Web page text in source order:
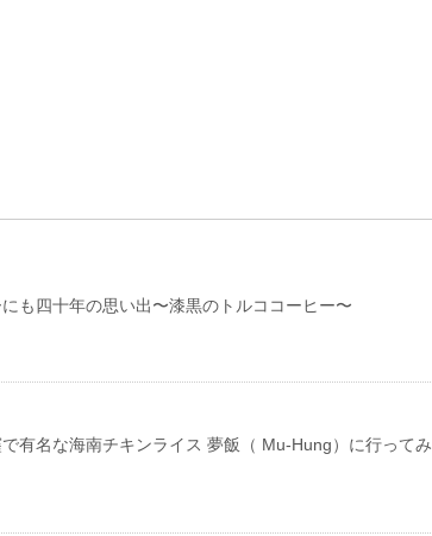
も四十年の思い出〜漆黒のトルココーヒー〜
で有名な海南チキンライス 夢飯（ Mu-Hung）に行ってみ